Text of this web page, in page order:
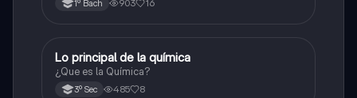
1º Bach 903 16
Química
Lo principal de la química
¿Que es la Química?
3º Sec 485 8